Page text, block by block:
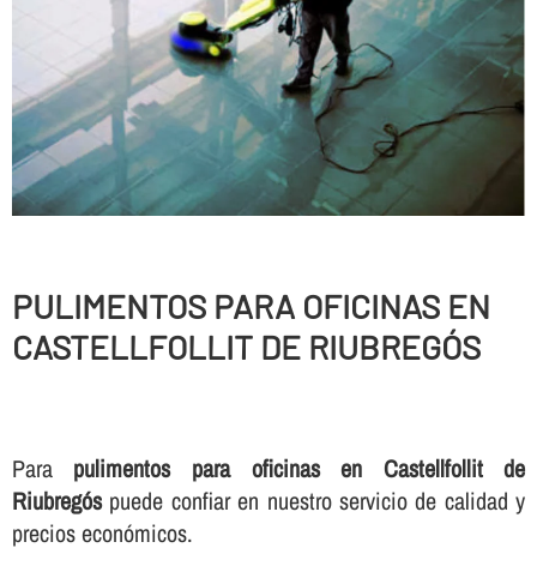
PULIMENTOS PARA OFICINAS EN
CASTELLFOLLIT DE RIUBREGÓS
Para pulimentos para oficinas en Castellfollit de
Riubregóspuede confiar en nuestro servicio de calidad y
precios económicos.